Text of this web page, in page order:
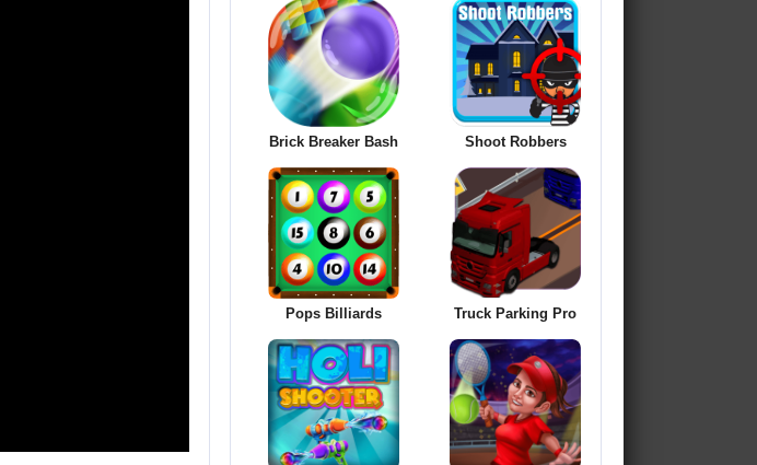
Brick Breaker Bash Shoot Robbers
Pops Billiards Truck Parking Pro